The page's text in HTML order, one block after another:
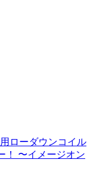
ローダウンコイル
！ 〜イメージオン